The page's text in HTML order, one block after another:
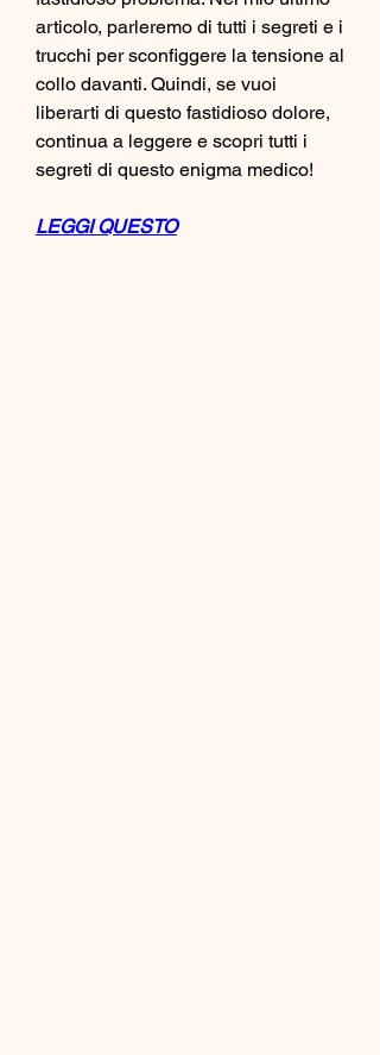
articolo, parleremo di tutti i segreti e i
trucchi per sconfiggere la tensione al
collo davanti. Quindi, se vuoi
liberarti di questo fastidioso dolore,
continua a leggere e scopri tutti i
segreti di questo enigma medico!
LEGGI QUESTO